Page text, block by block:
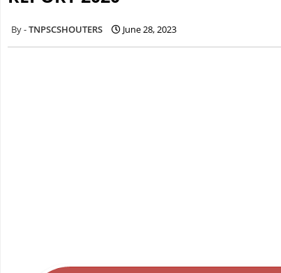
TNPSCSHOUTERS June 28, 2023